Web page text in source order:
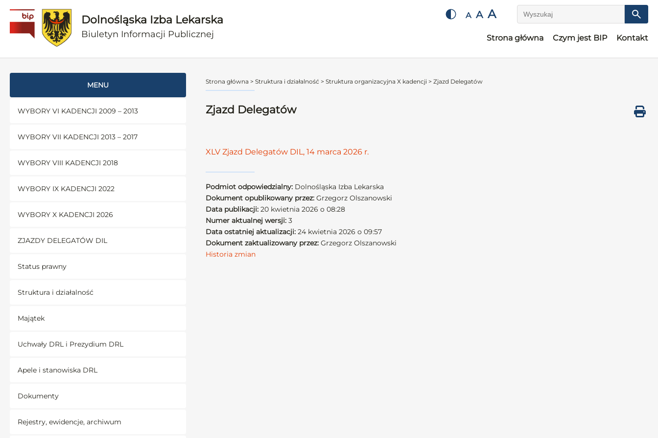
Dolnośląska Izba Lekarska
Biuletyn Informacji Publicznej
A A A Wyszukaj
Strona główna Czym jest BIP Kontakt
MENU
WYBORY VI KADENCJI 2009 – 2013
WYBORY VII KADENCJI 2013 – 2017
WYBORY VIII KADENCJI 2018
WYBORY IX KADENCJI 2022
WYBORY X KADENCJI 2026
ZJAZDY DELEGATÓW DIL
Status prawny
Struktura i działalność
Majątek
Uchwały DRL i Prezydium DRL
Apele i stanowiska DRL
Dokumenty
Rejestry, ewidencje, archiwum
Strona główna > Struktura i działalność > Struktura organizacyjna X kadencji > Zjazd Delegatów
Zjazd Delegatów
XLV Zjazd Delegatów DIL, 14 marca 2026 r.
Podmiot odpowiedzialny: Dolnośląska Izba Lekarska
Dokument opublikowany przez: Grzegorz Olszanowski
Data publikacji: 20 kwietnia 2026 o 08:28
Numer aktualnej wersji: 3
Data ostatniej aktualizacji: 24 kwietnia 2026 o 09:57
Dokument zaktualizowany przez: Grzegorz Olszanowski
Historia zmian